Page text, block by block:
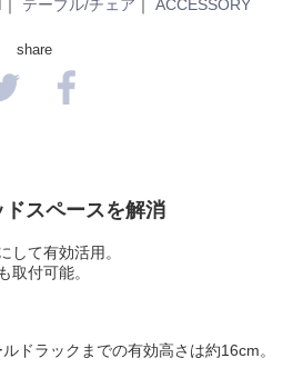
｜ テーブル/チェア ｜ ACCESSORY
share
スペースを解消
して有効活用。
取付可能。
ドラックまでの有効高さは約16cm。